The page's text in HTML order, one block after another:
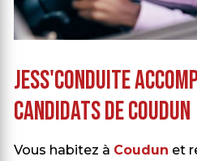
Jess'Conduite
candidats de Coudun
Vous habitez à Coudun et